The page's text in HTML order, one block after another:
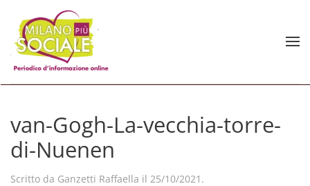
Skip to main content
van-Gogh-La-vecchia-torre-
di-Nuenen
Scritto da Ganzetti Raffaella il 25/10/2021 .